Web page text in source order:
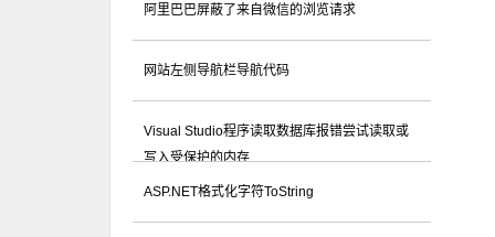
阿里巴巴屏蔽了来自微信的浏览请求
网站左侧导航栏导航代码
Visual Studio程序读取数据库报错尝试读取或
写入受保护的内存...
ASP.NET格式化字符ToString